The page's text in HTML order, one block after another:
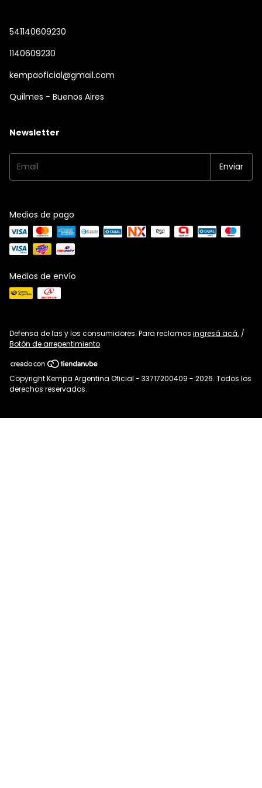
541140609230
1140609230
kempaoficial@gmail.com
Quilmes - Buenos Aires
Newsletter
Medios de pago
Medios de envío
Defensa de las y los consumidores. Para reclamos ingresá acá. /
Botón de arrepentimiento
Copyright Kempa Argentina Oficial - 33717200409 - 2026. Todos los
derechos reservados.